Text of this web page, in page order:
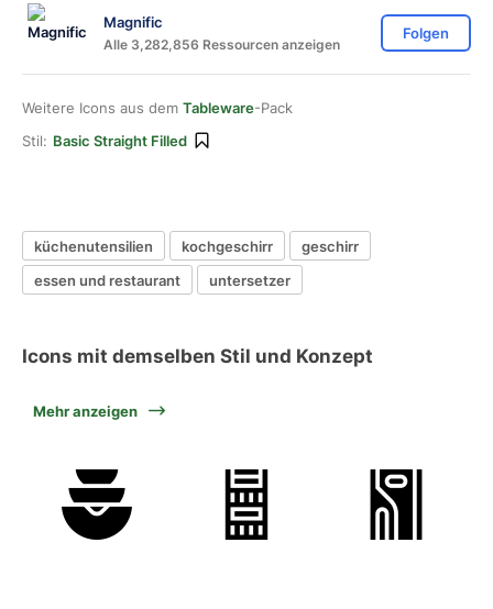
Magnific
Alle 3,282,856 Ressourcen anzeigen
Folgen
Weitere Icons aus dem Tableware-Pack
Stil: Basic Straight Filled
küchenutensilien kochgeschirr
geschirr
essen und restaurant
untersetzer
Icons mit demselben Stil und Konzept
Mehr anzeigen